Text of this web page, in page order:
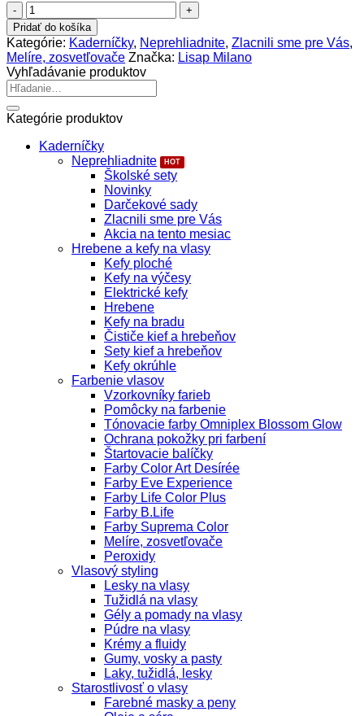
množstvo
Lisap
Flash
Contrast
Red
Violet
Farebný
melír
medeno
červený
Pridať do košíka
Kategórie: Kaderníčky, Neprehliadnite, Zlacnili sme pre Vás,
Melíre, zosvetľovače Značka: Lisap Milano
Vyhľadávanie produktov
Hľadať:
Kategórie produktov
Kaderníčky
Neprehliadnite
Školské sety
Novinky
Darčekové sady
Zlacnili sme pre Vás
Akcia na tento mesiac
Hrebene a kefy na vlasy
Kefy ploché
Kefy na výčesy
Elektrické kefy
Hrebene
Kefy na bradu
Čističe kief a hrebeňov
Sety kief a hrebeňov
Kefy okrúhle
Farbenie vlasov
Vzorkovníky farieb
Pomôcky na farbenie
Tónovacie farby Omniplex Blossom Glow
Ochrana pokožky pri farbení
Štartovacie balíčky
Farby Color Art Desírée
Farby Eve Experience
Farby Life Color Plus
Farby B.Life
Farby Suprema Color
Melíre, zosvetľovače
Peroxidy
Vlasový styling
Lesky na vlasy
Tužidlá na vlasy
Gély a pomady na vlasy
Púdre na vlasy
Krémy a fluidy
Gumy, vosky a pasty
Laky, tužidlá, lesky
Starostlivosť o vlasy
Farebné masky a peny